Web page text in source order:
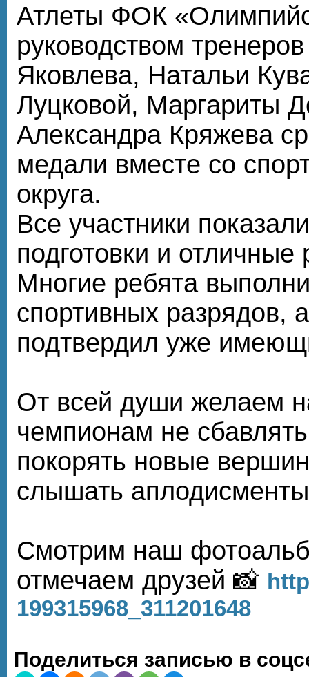
Атлеты ФОК
руководством
Яковлева, Натальи
Луцковой, Маргариты
Александра Кряжева
медали вместе со
округа.
Все участники
подготовки и отличные
Многие ребята
спортивных разрядов,
подтвердил уже
От всей души желаем
чемпионам не
покорять новые
слышать
Смотрим наш
отмечаем друзей 📸
199315968_311201648
Поделиться записью в